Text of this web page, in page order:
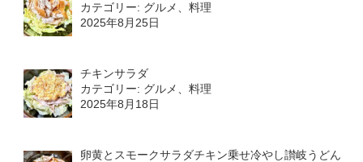
カテゴリー: グルメ、料理
2025年8月25日
チキンサラダ
カテゴリー: グルメ、料理
2025年8月18日
卵黄とスモークサラダチキン乗せ冷やし讃岐うどん